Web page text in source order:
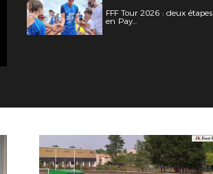
FFF Tour 2026 : deux étapes
en Pay...